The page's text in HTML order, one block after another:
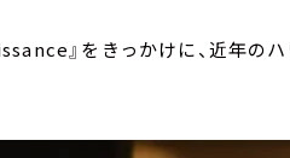
』をきっかけに、近年の